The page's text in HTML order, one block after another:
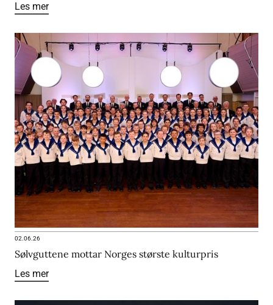
Les mer
02.06.26
Sølvguttene mottar Norges største kulturpris
Les mer